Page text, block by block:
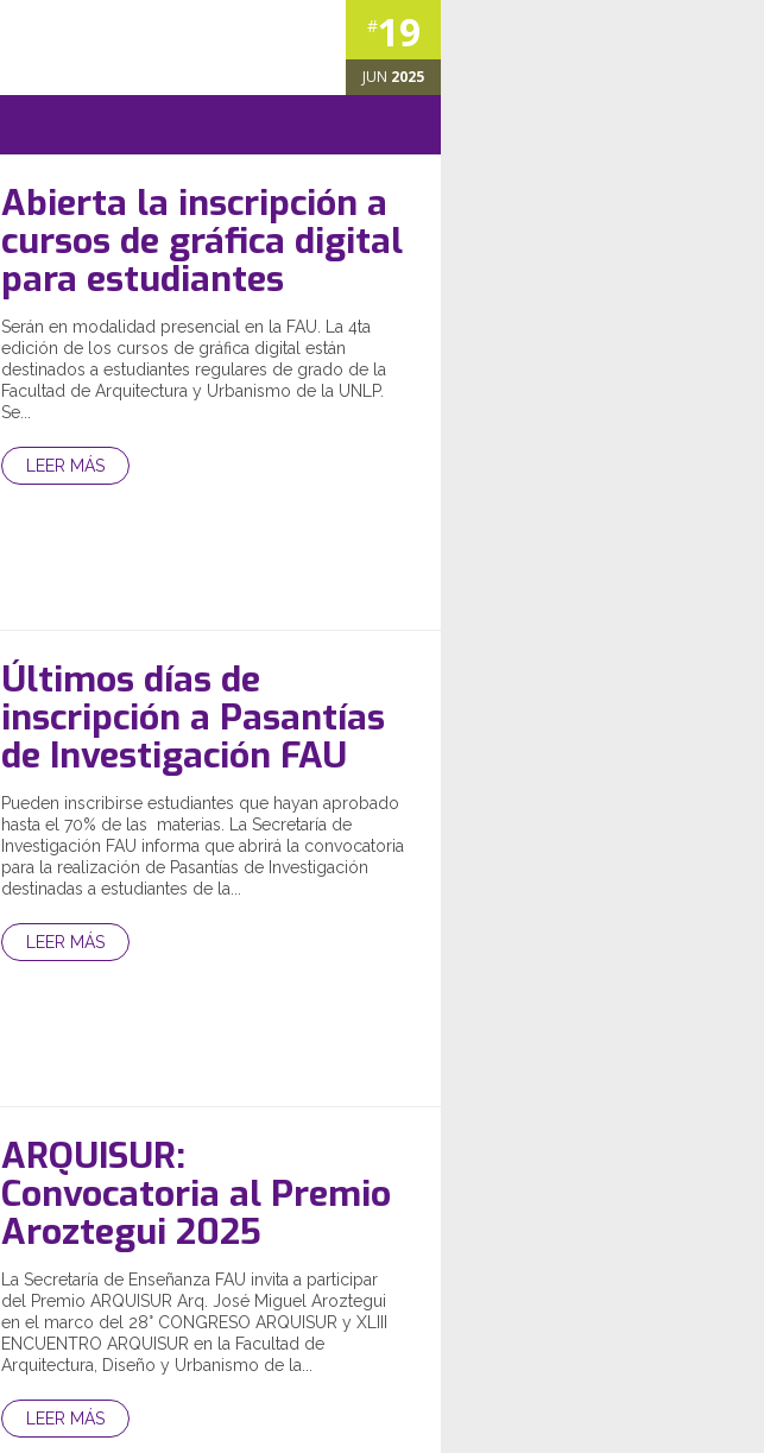
#19
JUN 2025
Abierta la inscripción a
cursos de gráfica digital
para estudiantes
Serán en modalidad presencial en la FAU. La 4ta
edición de los cursos de gráfica digital están
destinados a estudiantes regulares de grado de la
Facultad de Arquitectura y Urbanismo de la UNLP.
Se...
LEER MÁS
Últimos días de
inscripción a Pasantías
de Investigación FAU
Pueden inscribirse estudiantes que hayan aprobado
hasta el 70% de las materias. La Secretaría de
Investigación FAU informa que abrirá la convocatoria
para la realización de Pasantías de Investigación
destinadas a estudiantes de la...
LEER MÁS
ARQUISUR:
Convocatoria al Premio
Aroztegui 2025
La Secretaría de Enseñanza FAU invita a participar
del Premio ARQUISUR Arq. José Miguel Aroztegui
en el marco del 28° CONGRESO ARQUISUR y XLIII
ENCUENTRO ARQUISUR en la Facultad de
Arquitectura, Diseño y Urbanismo de la...
LEER MÁS